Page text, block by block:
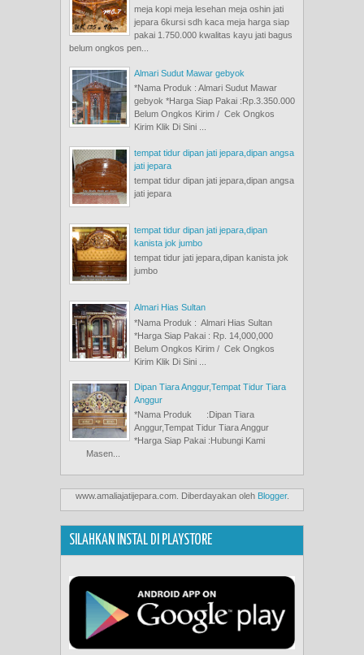
meja kopi meja lesehan meja oshin jati
jepara 6kursi sdh kaca meja harga siap
pakai 1.750.000 kwalitas kayu jati bagus
belum ongkos pen...
Almari Sudut Mawar gebyok
*Nama Produk : Almari Sudut Mawar
gebyok *Harga Siap Pakai :Rp.3.350.000
Belum Ongkos Kirim / Cek Ongkos
Kirim Klik Di Sini ...
tempat tidur dipan jati jepara,dipan angsa
jati jepara
tempat tidur dipan jati jepara,dipan angsa
jati jepara
tempat tidur dipan jati jepara,dipan
kanista jok jumbo
tempat tidur jati jepara,dipan kanista jok
jumbo
Almari Hias Sultan
*Nama Produk : Almari Hias Sultan
*Harga Siap Pakai : Rp. 14,000,000
Belum Ongkos Kirim / Cek Ongkos
Kirim Klik Di Sini ...
Dipan Tiara Anggur,Tempat Tidur Tiara
Anggur
*Nama Produk :Dipan Tiara
Anggur,Tempat Tidur Tiara Anggur
*Harga Siap Pakai :Hubungi Kami
Masen...
www.amaliajatijepara.com. Diberdayakan oleh Blogger.
SILAHKAN INSTAL DI PLAYSTORE